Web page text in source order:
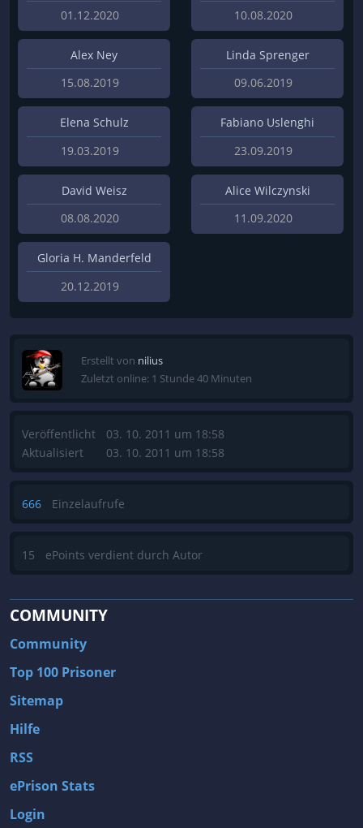
01.12.2020 10.08.2020
Alex Ney
15.08.2019
Linda Sprenger
09.06.2019
Elena Schulz
19.03.2019
Fabiano Uslenghi
23.09.2019
David Weisz
08.08.2020
Alice Wilczynski
11.09.2020
Gloria H. Manderfeld
20.12.2019
Erstellt von nilius
Zuletzt online: 1 Stunde 40 Minuten
Veröffentlicht
Aktualisiert
03. 10. 2011 um 18:58
03. 10. 2011 um 18:58
666 Einzelaufrufe
15 ePoints verdient durch Autor
COMMUNITY
Community
Top 100 Prisoner
Sitemap
Hilfe
RSS
ePrison Stats
Login